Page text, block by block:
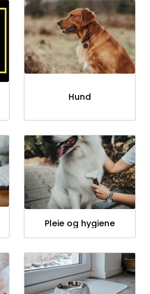
Hund
Pleie og hygiene